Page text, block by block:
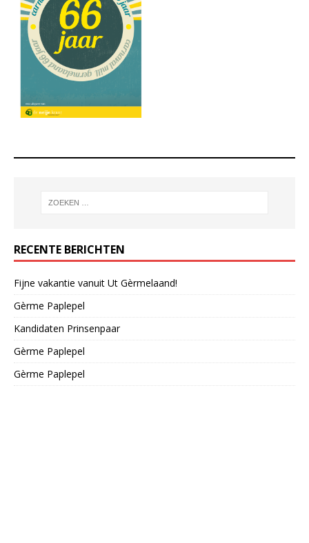
RECENTE BERICHTEN
Fijne vakantie vanuit Ut Gèrmelaand!
Gèrme Paplepel
Kandidaten Prinsenpaar
Gèrme Paplepel
Gèrme Paplepel